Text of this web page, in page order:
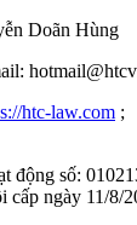
Doãn Hùng
htc-law.com ;
động số:
cấp ngày 11/8/